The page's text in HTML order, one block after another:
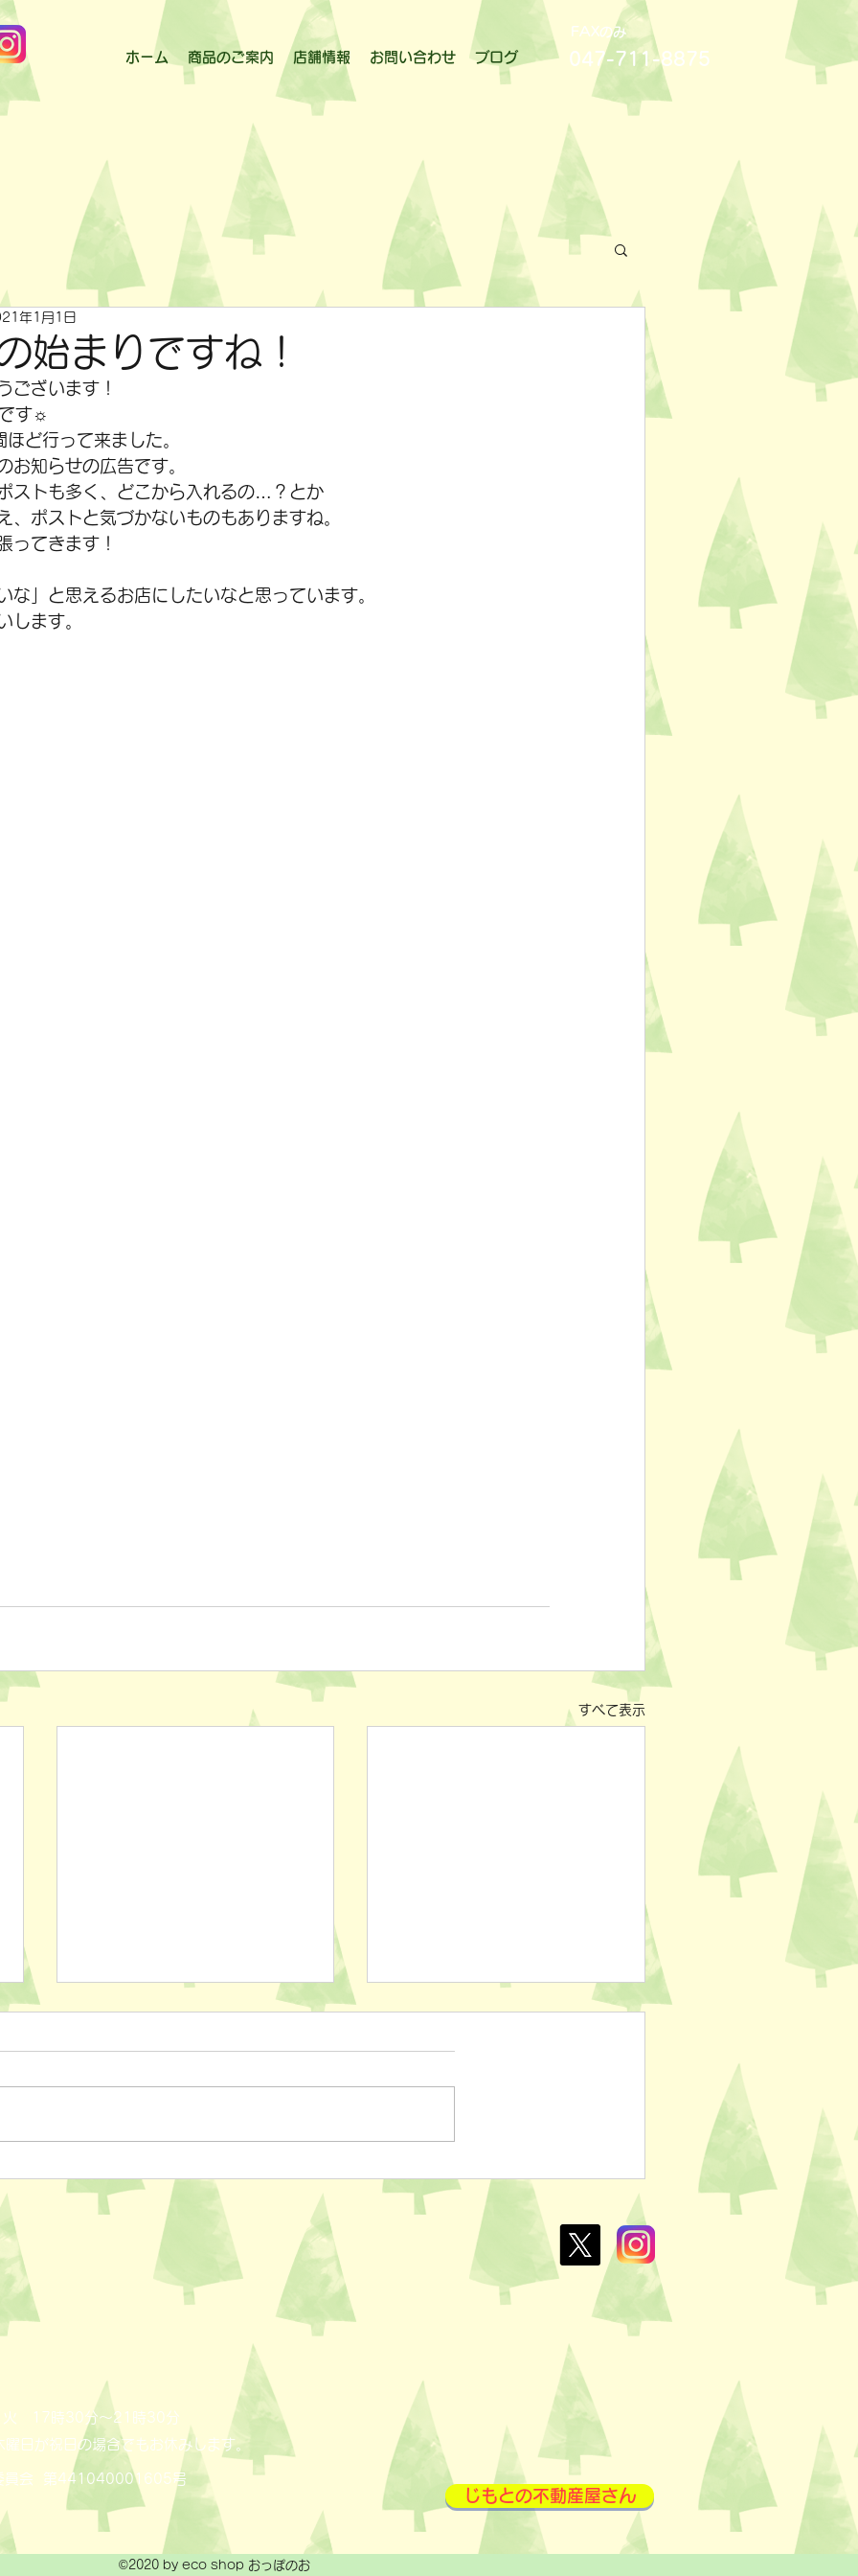
ホーム 商品のご案内 店舗情報 お問い合わせ ブログ 047-711-8875
FAXのみ
始まりですね！
年1月1日
ございます！
す☼
ど行って来ました。
知らせの広告です。
ストも多く、どこから入れるの…？とか
、ポストと気づかないものもありますね。
ってきます！
な」と思えるお店にしたいなと思っています。
します。
すべて表示
おっぽのおでん🍢
ALL￥100✨
火 17時30分～21時30分
日が祝日の場合でもお休みします。
員会 第441040001605号
じもとの不動産屋さん
©2020 by eco shop おっぽのお